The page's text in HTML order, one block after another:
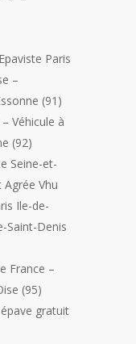
Paris
–
(91)
Véhicule à
(92)
Seine-et-
Vhu
Ile-de-
Saint-Denis
France –
(95)
gratuit